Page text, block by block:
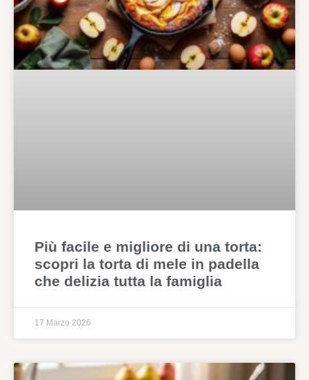
Più facile e migliore di una torta:
scopri la torta di mele in padella
che delizia tutta la famiglia
17 Marzo 2026